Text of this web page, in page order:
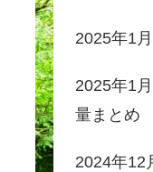
2025年1
2025年1
量まとめ
2024年12